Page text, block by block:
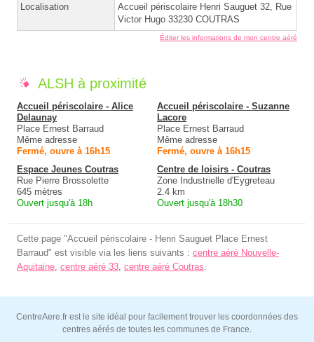
Localisation
Accueil périscolaire Henri Sauguet 32, Rue
Victor Hugo 33230 COUTRAS
Éditer les informations de mon centre aéré
ALSH à proximité
Accueil périscolaire - Alice
Delaunay
Place Ernest Barraud
Même adresse
Fermé, ouvre à 16h15
Accueil périscolaire - Suzanne
Lacore
Place Ernest Barraud
Même adresse
Fermé, ouvre à 16h15
Espace Jeunes Coutras
Rue Pierre Brossolette
645 mètres
Ouvert jusqu'à 18h
Centre de loisirs - Coutras
Zone Industrielle d'Eygreteau
2.4 km
Ouvert jusqu'à 18h30
Cette page "Accueil périscolaire - Henri Sauguet Place Ernest
Barraud" est visible via les liens suivants : centre aéré Nouvelle-
Aquitaine centre aéré 33 centre aéré Coutras
CentreAere.fr est le site idéal pour facilement trouver les coordonnées des
centres aérés de toutes les communes de France.